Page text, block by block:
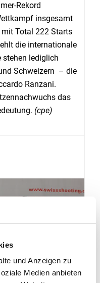
und Anzeigen zu
Medien anbieten
Rekord
insgesamt
Total 222 Starts
die internationale
stehen lediglich
Schweizern – die
Ranzani.
das
(cpe)